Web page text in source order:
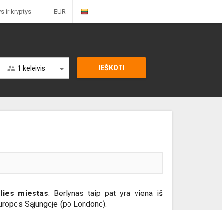
ir kryptys EUR
1 keleivis
miestas. Berlynas taip pat yra viena iš
Sąjungoje (po Londono).